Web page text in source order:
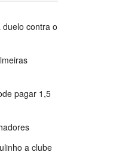
contra o
pagar 1,5
a clube